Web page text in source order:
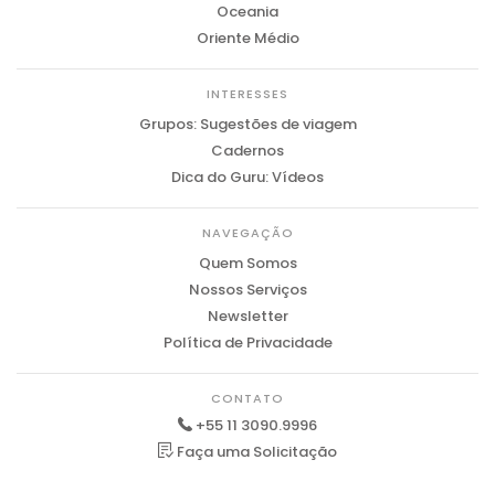
Oceania
Oriente Médio
INTERESSES
Grupos: Sugestões de viagem
Cadernos
Dica do Guru: Vídeos
NAVEGAÇÃO
Quem Somos
Nossos Serviços
Newsletter
Política de Privacidade
CONTATO
+55 11 3090.9996
Faça uma Solicitação